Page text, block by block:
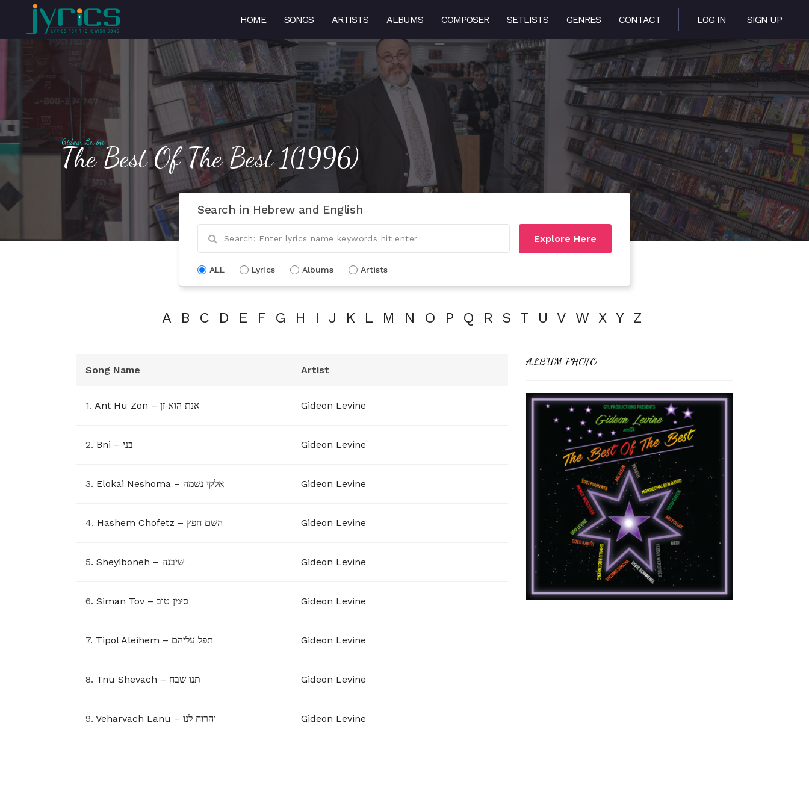
HOME SONGS ARTISTS ALBUMS COMPOSER SETLISTS GENRES CONTACT LOG IN SIGN UP
Gideon Levine
The Best Of The Best 1(1996)
Search in Hebrew and English
Explore Here
ALL Lyrics Albums Artists
A B C D E F G H I J K L M N O P Q R S T U V W X Y Z
Song Name Artist
1. Ant Hu Zon – אנת הוא זן Gideon Levine
2. Bni – בני Gideon Levine
3. Elokai Neshoma – אלקי נשמה Gideon Levine
4. Hashem Chofetz – השם חפץ Gideon Levine
5. Sheyiboneh – שיבנה Gideon Levine
6. Siman Tov – סימן טוב Gideon Levine
7. Tipol Aleihem – תפל עליהם Gideon Levine
8. Tnu Shevach – תנו שבח Gideon Levine
9. Veharvach Lanu – והרוח לנו Gideon Levine
ALBUM PHOTO